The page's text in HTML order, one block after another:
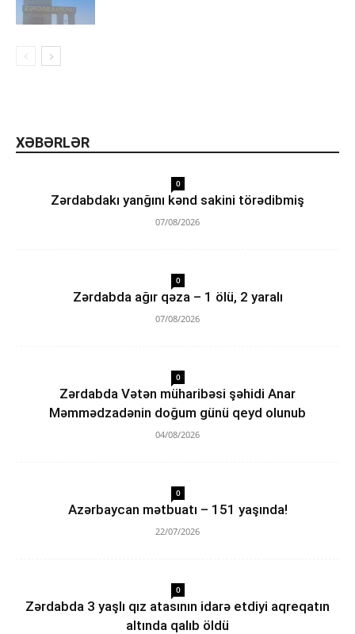
XƏBƏRLƏR
0
Zərdabdakı yanğını kənd sakini törədibmiş
07/08/2026
0
Zərdabda ağır qəza – 1 ölü, 2 yaralı
07/08/2026
0
Zərdabda Vətən müharibəsi şəhidi Anar
Məmmədzadənin doğum günü qeyd olunub
04/08/2026
0
Azərbaycan mətbuatı – 151 yaşında!
22/07/2026
0
Zərdabda 3 yaşlı qız atasının idarə etdiyi aqreqatın
altında qalıb öldü